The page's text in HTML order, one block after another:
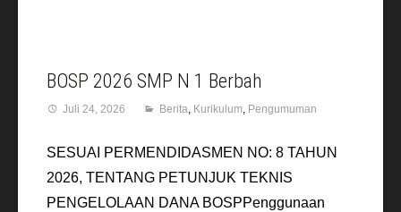
BOSP 2026 SMP N 1 Berbah
Juli 24, 2026 Berita, Kurikulum, Pengumuman
SESUAI PERMENDIDASMEN NO: 8 TAHUN
2026, TENTANG PETUNJUK TEKNIS
PENGELOLAAN DANA BOSPPenggunaan